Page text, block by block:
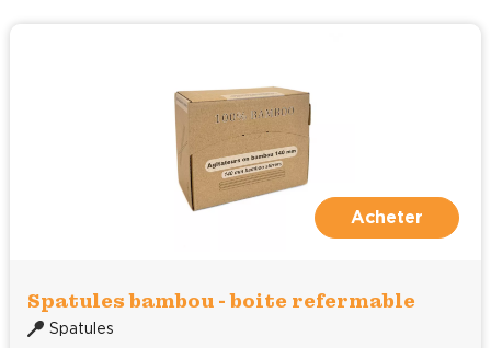
Acheter
Spatules bambou - boite refermable
Spatules